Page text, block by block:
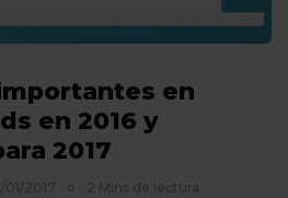
en
en 2016 y
2017
01/2017 2 Mins de lectura